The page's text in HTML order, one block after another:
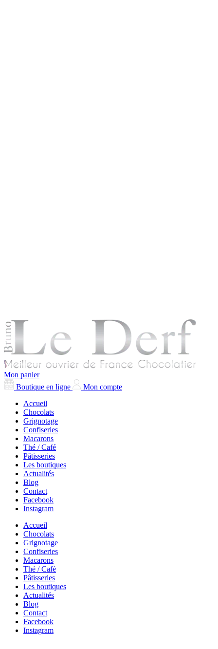
Mon panier
Boutique en ligne
Mon compte
Accueil
Chocolats
Grignotage
Confiseries
Macarons
Thé / Café
Pâtisseries
Les boutiques
Actualités
Blog
Contact
Facebook
Instagram
Accueil
Chocolats
Grignotage
Confiseries
Macarons
Thé / Café
Pâtisseries
Les boutiques
Actualités
Blog
Contact
Facebook
Instagram